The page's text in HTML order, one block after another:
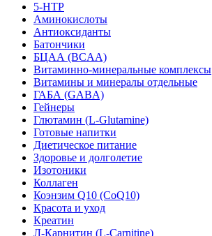
5-HTP
Аминокислоты
Антиоксиданты
Батончики
БЦАА (BCAA)
Витаминно-минеральные комплексы
Витамины и минералы отдельные
ГАБА (GABA)
Гейнеры
Глютамин (L-Glutamine)
Готовые напитки
Диетическое питание
Здоровье и долголетие
Изотоники
Коллаген
Коэнзим Q10 (CoQ10)
Красота и уход
Креатин
Л-Карнитин (L-Сarnitine)